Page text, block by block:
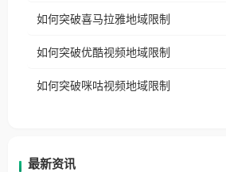
台湾、美国、加拿大、澳大
权限制所困扰。
制问题，且仅能在中国大陆地区播放。
户收听网易云音乐地区版权
如何突破喜马拉雅地域限制
如何突破优酷视频地域限制
如何突破咪咕视频地域限制
最新资讯